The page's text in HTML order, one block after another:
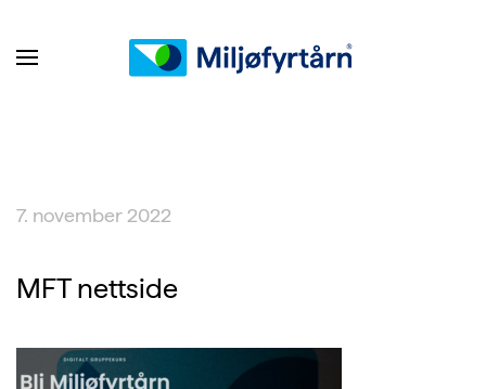
7. november 2022
MFT nettside